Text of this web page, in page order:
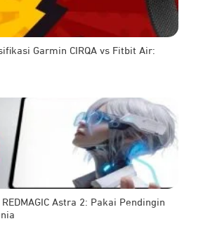
Garmin CIRQA vs Fitbit Air:
Astra 2: Pakai Pendingin